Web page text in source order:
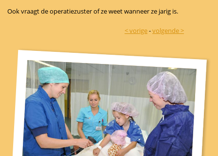
Ook vraagt de operatiezuster of ze weet wanneer ze jarig is.
< vorige-volgende >